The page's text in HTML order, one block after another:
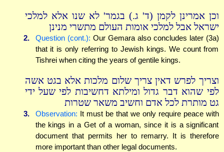
וכן אמרינן לקמן (ד' ג.) בגמר' לא שנו אלא למלכי
ישראל אבל למלכי אומות העולם מתשרי מנינן
2. Question (cont.): Our Gemara also concludes later (3a)
that it is only referring to Jewish kings. We count from
Tishrei when citing the years of gentile kings.
וצריך לפרש דאין צריך שלום מלכות אלא בגט אשה
לפי שהוא דבר גדול ומילתא דחשיבות לפי שעל ידי
גט מותרת לכל אדם וחשיב משאר שטרות
3. Observation: It must be that we only require peace with
the kings in a Get of a woman, since it is a significant
document that permits her to remarry. It is therefore
more important than other legal documents.